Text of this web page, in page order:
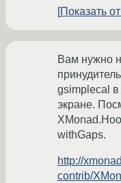
Показать
Вам нужно
gsimplecal
экране.
withGaps.
http://
contrib/